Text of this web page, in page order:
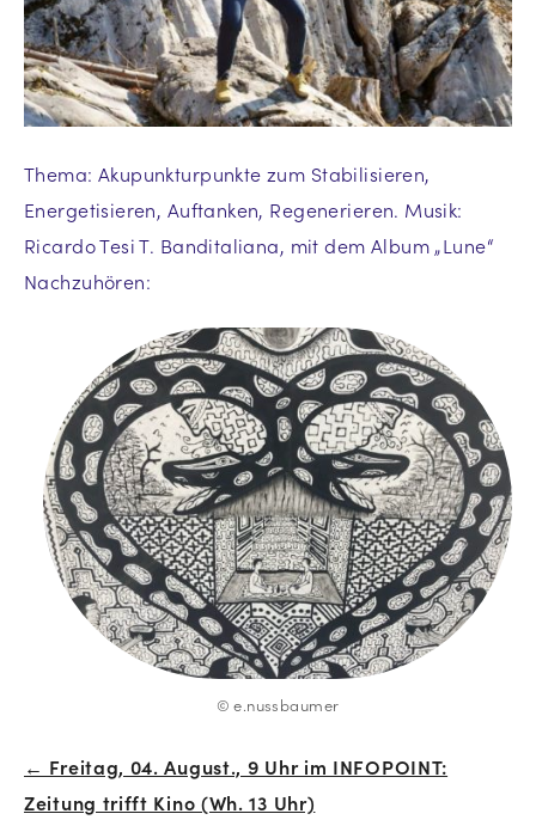
Thema: Akupunkturpunkte zum Stabilisieren,
Energetisieren, Auftanken, Regenerieren. Musik:
Ricardo Tesi T. Banditaliana, mit dem Album „Lune“
Nachzuhören:
© e.nussbaumer
Beitrags-
← Freitag, 04. August., 9 Uhr im INFOPOINT:
Zeitung trifft Kino (Wh. 13 Uhr)